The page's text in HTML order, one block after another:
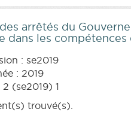
arrêtés du
dans les
: se2019
: 2019
2 (se2019) 1
trouvé(s).